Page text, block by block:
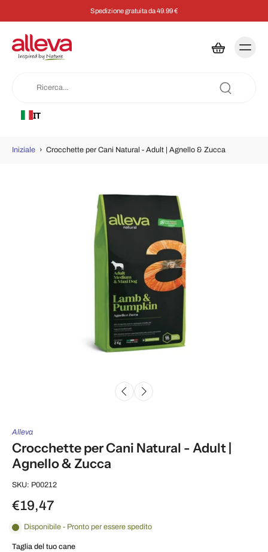
Spedizione gratuita da 49.99 €
IT
Iniziale › Crocchette per Cani Natural - Adult | Agnello & Zucca
Alleva
Crocchette per Cani Natural - Adult |
Agnello & Zucca
SKU: P00212
€19,47
Disponibile - Pronto per essere spedito
Taglia del tuo cane